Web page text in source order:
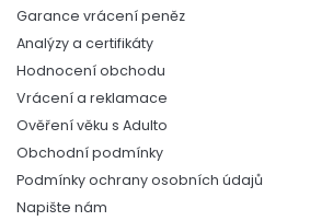
Garance vrácení peněz
Analýzy a certifikáty
Hodnocení obchodu
Vrácení a reklamace
Ověření věku s Adulto
Obchodní podmínky
Podmínky ochrany osobních údajů
Napište nám